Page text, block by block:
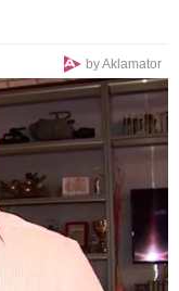
by Aklamator